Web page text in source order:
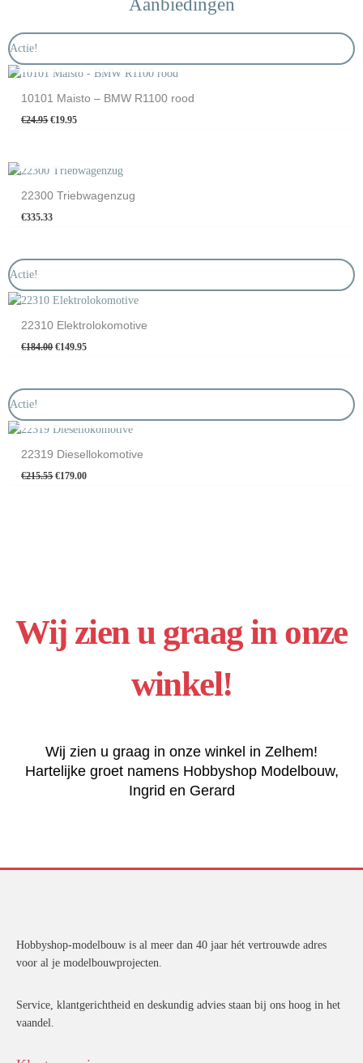
Actie!
10101 Maisto – BMW R1100 rood
€24.95
Oorspronkelijke
was:
€24.95.
€19.95
Huidige
is:
€19.95.
22300 Triebwagenzug
€335.33
Actie!
22310 Elektrolokomotive
€184.00
Oorspronkelijke
was:
€184.00.
€149.95
Huidige
is:
€149.95.
Actie!
22319 Diesellokomotive
€215.55
Oorspronkelijke
was:
€215.55.
€179.00
Huidige
is:
€179.00.
Wij zien u graag in onze
winkel!
Wij zien u graag in onze winkel in Zelhem!
Hartelijke groet namens Hobbyshop Modelbouw,
Ingrid en Gerard
Hobbyshop-modelbouw is al meer dan 40 jaar hét vertrouwde adres
voor al je modelbouwprojecten.
Service, klantgerichtheid en deskundig advies staan bij ons hoog in het
vaandel.